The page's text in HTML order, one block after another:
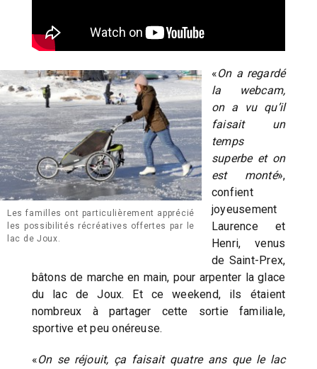
Les familles ont particulièrement apprécié
les possibilités récréatives offertes par le
lac de Joux.
«On a regardé
la webcam,
on a vu qu’il
faisait un
temps
superbe et on
est monté»,
confient
joyeusement
Laurence et
Henri, venus
de Saint-Prex,
bâtons de marche en main, pour arpenter la glace
du lac de Joux. Et ce weekend, ils étaient
nombreux à partager cette sortie familiale,
sportive et peu onéreuse.
«On se réjouit, ça faisait quatre ans que le lac